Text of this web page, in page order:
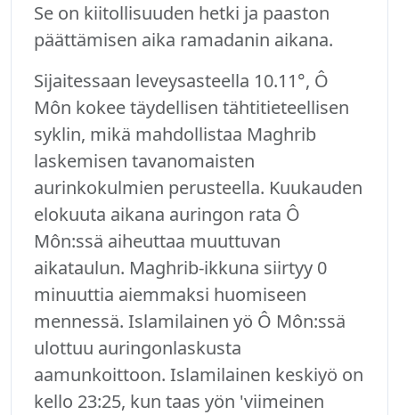
Se on kiitollisuuden hetki ja paaston
päättämisen aika ramadanin aikana.
Sijaitessaan leveysasteella 10.11°, Ô
Môn kokee täydellisen tähtitieteellisen
syklin, mikä mahdollistaa Maghrib
laskemisen tavanomaisten
aurinkokulmien perusteella. Kuukauden
elokuuta aikana auringon rata Ô
Môn:ssä aiheuttaa muuttuvan
aikataulun. Maghrib-ikkuna siirtyy 0
minuuttia aiemmaksi huomiseen
mennessä. Islamilainen yö Ô Môn:ssä
ulottuu auringonlaskusta
aamunkoittoon. Islamilainen keskiyö on
kello 23:25, kun taas yön 'viimeinen